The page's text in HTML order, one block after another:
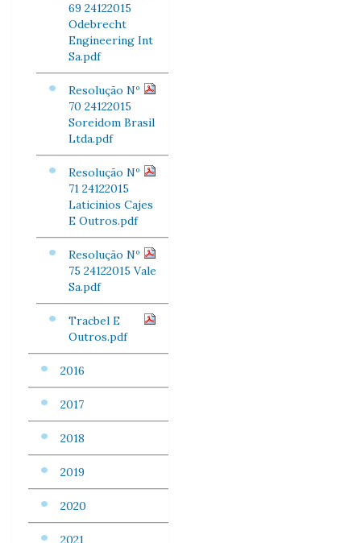
69 24122015
Odebrecht
Engineering Int
Sa.pdf
Resolução Nº
70 24122015
Soreidom Brasil
Ltda.pdf
Resolução Nº
71 24122015
Laticinios Cajes
E Outros.pdf
Resolução Nº
75 24122015 Vale
Sa.pdf
Tracbel E
Outros.pdf
2016
2017
2018
2019
2020
2021